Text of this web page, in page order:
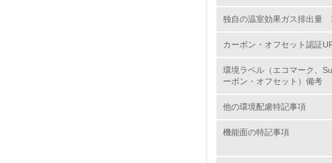
<L1> 資
<L2> 資
<L1> 環
独自の温室効果ガス排出量
カーボン・オフセット認証
環境ラベル（エコマーク、
ーボン・オフセット）備考
他の環境配慮特記事項
機能面の特記事項